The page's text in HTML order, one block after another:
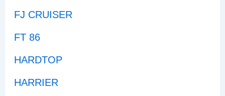
FJ CRUISER
FT 86
HARDTOP
HARRIER